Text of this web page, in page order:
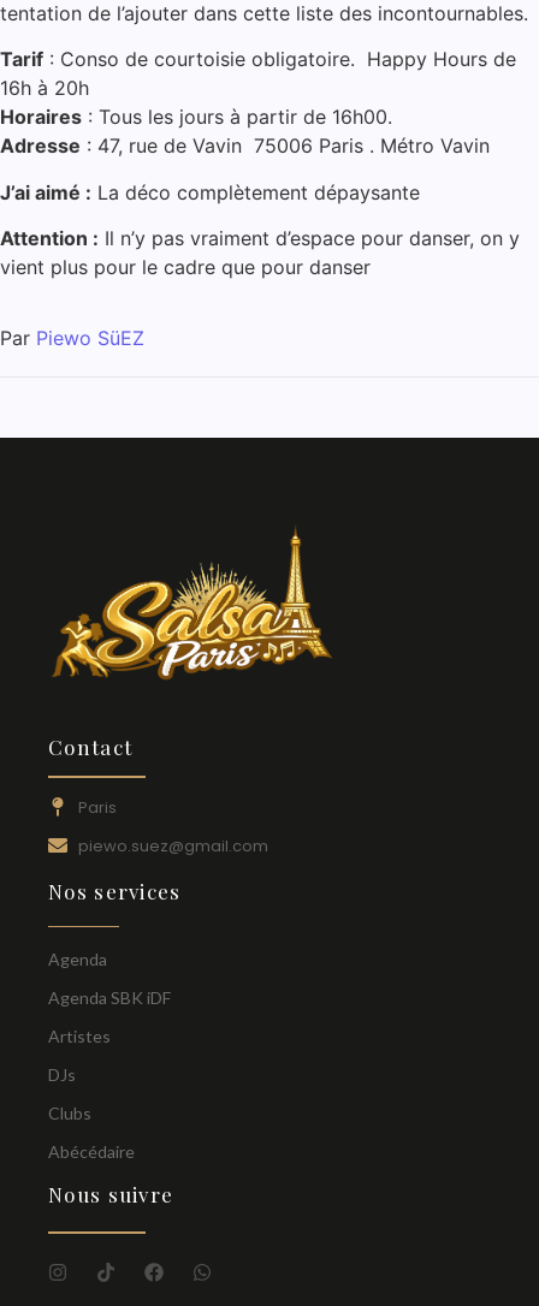
tentation de l’ajouter dans cette liste des incontournables.
Tarif : Conso de courtoisie obligatoire. Happy Hours de
16h à 20h
Horaires : Tous les jours à partir de 16h00.
Adresse : 47, rue de Vavin 75006 Paris . Métro Vavin
J’ai aimé : La déco complètement dépaysante
Attention : Il n’y pas vraiment d’espace pour danser, on y
vient plus pour le cadre que pour danser
Par Piewo SüEZ
Contact
Paris
piewo.suez@gmail.com
Nos services
Agenda
Agenda SBK iDF
Artistes
DJs
Clubs
Abécédaire
Nous suivre